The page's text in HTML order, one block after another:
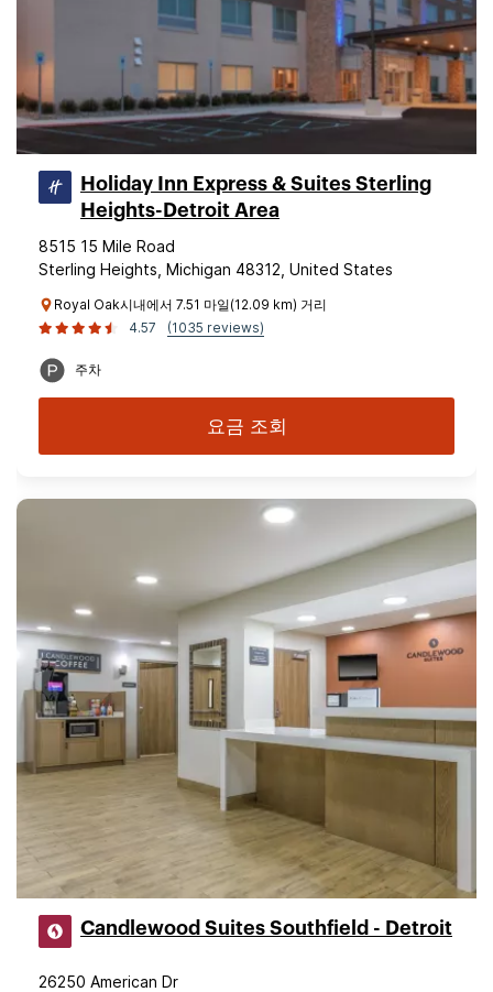
Holiday Inn Express & Suites Sterling
Heights-Detroit Area
8515 15 Mile Road
Sterling Heights, Michigan 48312, United States
Royal Oak시내에서 7.51 마일(12.09 km) 거리
4.57
(1035 reviews)
주차
요금 조회
Candlewood Suites Southfield - Detroit
26250 American Dr